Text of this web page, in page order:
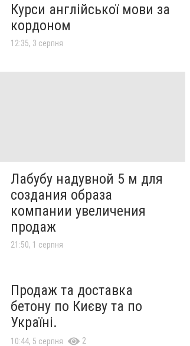
Курси англійської мови за
кордоном
12:35, 3 серпня
Лабубу надувной 5 м для
создания образа
компании увеличения
продаж
21:50, 1 серпня
Продаж та доставка
бетону по Києву та по
Україні.
10:44, 5 серпня 2